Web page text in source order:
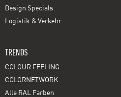
Design Specials
Logistik & Verkehr
TRENDS
COLOUR FEELING
COLORNETWORK
Alle RAL Farben